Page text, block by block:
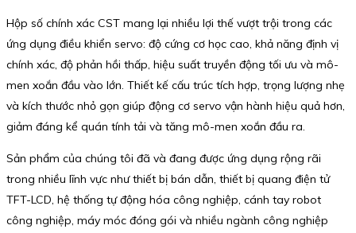
Hộp số chính xác CST mang lại nhiều lợi thế vượt trội trong các
ứng dụng điều khiển servo: độ cứng cơ học cao, khả năng định vị
chính xác, độ phản hồi thấp, hiệu suất truyền động tối ưu và mô-
men xoắn đầu vào lớn. Thiết kế cấu trúc tích hợp, trọng lượng nhẹ
và kích thước nhỏ gọn giúp động cơ servo vận hành hiệu quả hơn,
giảm đáng kể quán tính tải và tăng mô-men xoắn đầu ra.
Sản phẩm của chúng tôi đã và đang được ứng dụng rộng rãi
trong nhiều lĩnh vực như thiết bị bán dẫn, thiết bị quang điện tử
TFT-LCD, hệ thống tự động hóa công nghiệp, cánh tay robot
công nghiệp, máy móc đóng gói và nhiều ngành công nghiệp